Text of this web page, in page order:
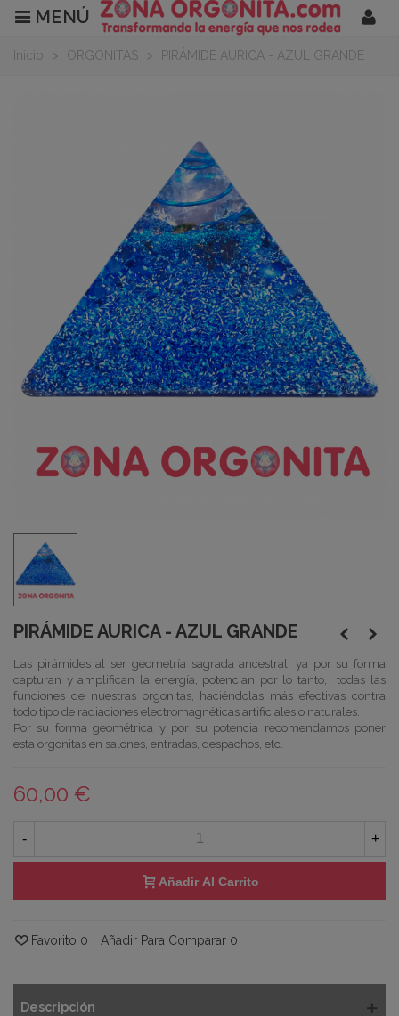
MENÚ
Inicio > ORGONITAS > PIRÁMIDE AURICA - AZUL GRANDE
PIRÁMIDE AURICA - AZUL GRANDE
Las pirámides al ser geometría sagrada ancestral, ya por su forma
capturan y amplifican la energía, potencian por lo tanto, todas las
funciones de nuestras orgonitas, haciéndolas más efectivas contra
todo tipo de radiaciones electromagnéticasartificiales o naturales.
Por su forma geométrica y por su potencia recomendamos poner
esta orgonitasen salones, entradas, despachos, etc.
60,00 €
- +
Añadir Al Carrito
Favorito 0 Añadir Para Comparar 0
Descripción